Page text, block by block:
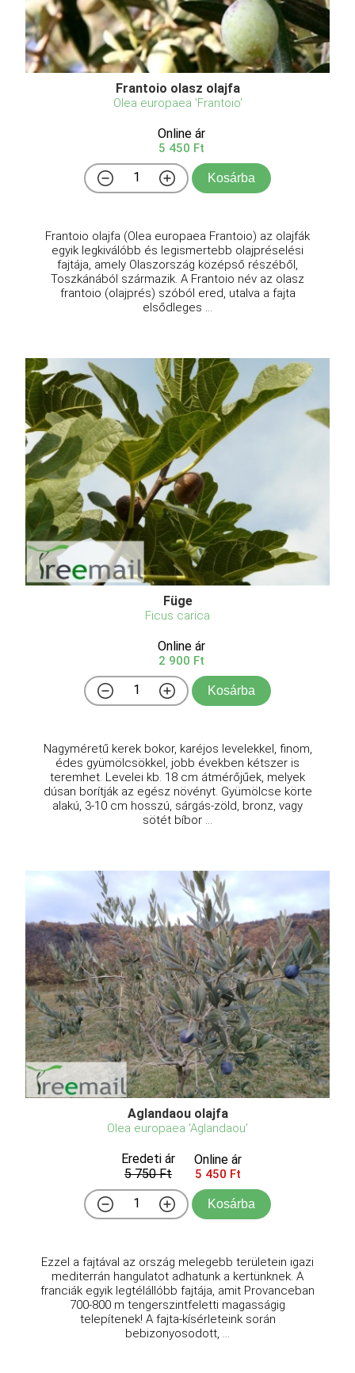
Frantoio olasz olajfa
Olea europaea 'Frantoio'
Online ár
5 450 Ft
Kosárba
Frantoio olajfa (Olea europaea Frantoio) az olajfák
egyik legkiválóbb és legismertebb olajpréselési
fajtája, amely Olaszország középső részéből,
Toszkánából származik. A Frantoio név az olasz
frantoio (olajprés) szóból ered, utalva a fajta
elsődleges ...
Füge
Ficus carica
Online ár
2 900 Ft
Kosárba
Nagyméretű kerek bokor, karéjos levelekkel, finom,
édes gyümölcsökkel, jobb években kétszer is
teremhet. Levelei kb. 18 cm átmérőjűek, melyek
dúsan borítják az egész növényt. Gyümölcse körte
alakú, 3-10 cm hosszú, sárgás-zöld, bronz, vagy
sötét bíbor ...
Aglandaou olajfa
Olea europaea 'Aglandaou'
Eredeti ár
5 750 Ft
Online ár
5 450 Ft
Kosárba
Ezzel a fajtával az ország melegebb területein igazi
mediterrán hangulatot adhatunk a kertünknek. A
franciák egyik legtélállóbb fajtája, amit Provanceban
700-800 m tengerszintfeletti magasságig
telepítenek! A fajta-kísérleteink során
bebizonyosodott, ...